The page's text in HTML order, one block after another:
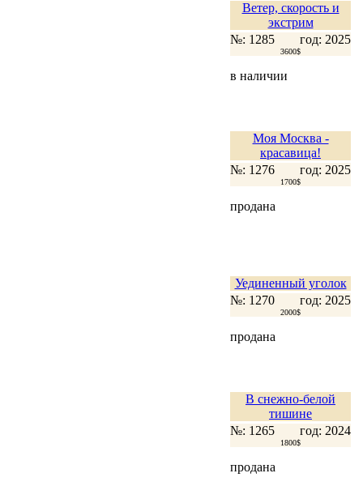
Ветер, скорость и
экстрим
№: 1285
год: 2025
3600$
в наличии
Моя Москва -
красавица!
№: 1276
год: 2025
1700$
продана
Уединенный уголок
№: 1270
год: 2025
2000$
продана
В снежно-белой
тишине
№: 1265
год: 2024
1800$
продана